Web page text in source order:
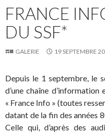
FRANCE
DU SSF*
GALERIE 19 SEPTEMBRE
Depuis le 1 septembre, le
d’une chaîne
« France Info » (toutes
datant de la fin des années
Celle qui, d’après des